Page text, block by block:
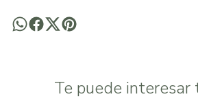
Te puede interesar